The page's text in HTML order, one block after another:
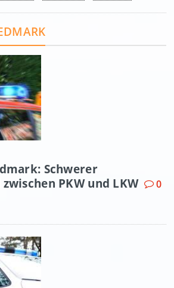
Schwerer
PKW und LKW
0